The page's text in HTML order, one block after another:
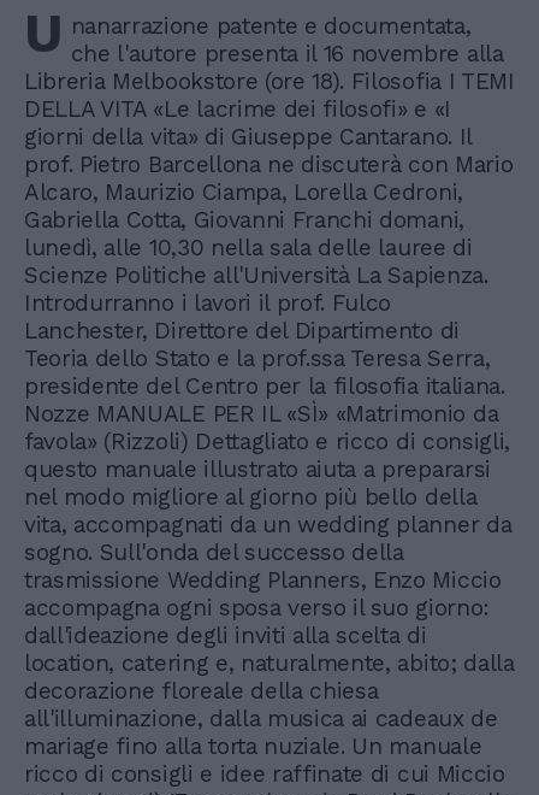
U nanarrazione patente e documentata,
che l'autore presenta il 16 novembre alla
Libreria Melbookstore (ore 18). Filosofia I TEMI
DELLA VITA «Le lacrime dei filosofi» e «I
giorni della vita» di Giuseppe Cantarano. Il
prof. Pietro Barcellona ne discuterà con Mario
Alcaro, Maurizio Ciampa, Lorella Cedroni,
Gabriella Cotta, Giovanni Franchi domani,
lunedì, alle 10,30 nella sala delle lauree di
Scienze Politiche all'Università La Sapienza.
Introdurranno i lavori il prof. Fulco
Lanchester, Direttore del Dipartimento di
Teoria dello Stato e la prof.ssa Teresa Serra,
presidente del Centro per la filosofia italiana.
Nozze MANUALE PER IL «SÌ» «Matrimonio da
favola» (Rizzoli) Dettagliato e ricco di consigli,
questo manuale illustrato aiuta a prepararsi
nel modo migliore al giorno più bello della
vita, accompagnati da un wedding planner da
sogno. Sull'onda del successo della
trasmissione Wedding Planners, Enzo Miccio
accompagna ogni sposa verso il suo giorno:
dall'ideazione degli inviti alla scelta di
location, catering e, naturalmente, abito; dalla
decorazione floreale della chiesa
all'illuminazione, dalla musica ai cadeaux de
mariage fino alla torta nuziale. Un manuale
ricco di consigli e idee raffinate di cui Miccio